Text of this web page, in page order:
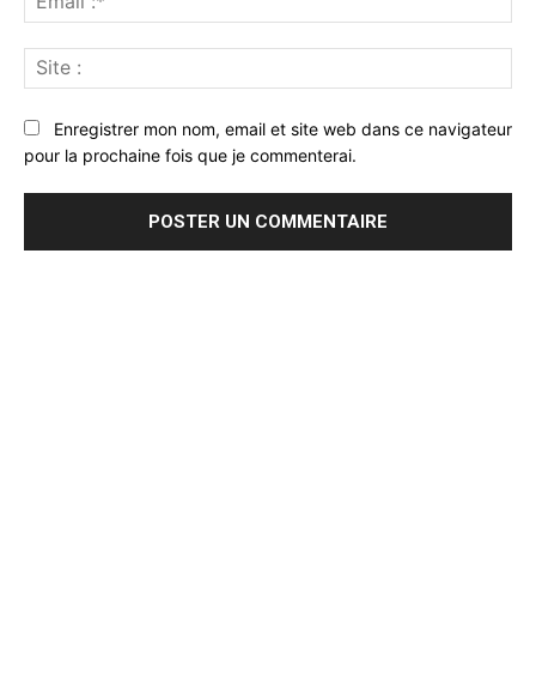
:*
:
Enregistrer mon nom, email et site web dans ce navigateur
pour la prochaine fois que je commenterai.